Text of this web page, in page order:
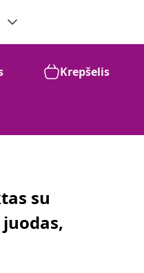
Krepšelis
su